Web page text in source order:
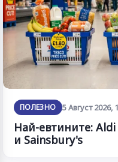
ПОЛЕЗНО 5 Август 2026,
Най-евтините:
и Sainsbury's